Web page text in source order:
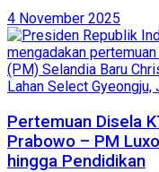
4 November 2025
Pertemuan Disela
Prabowo – PM
hingga Pendidikan